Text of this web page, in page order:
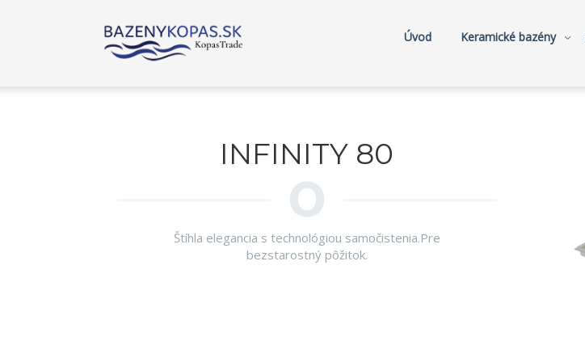
Úvod Keramické bazény
INFINITY 80
Štíhla elegancia s technológiou samočistenia.Pre
bezstarostný pôžitok.